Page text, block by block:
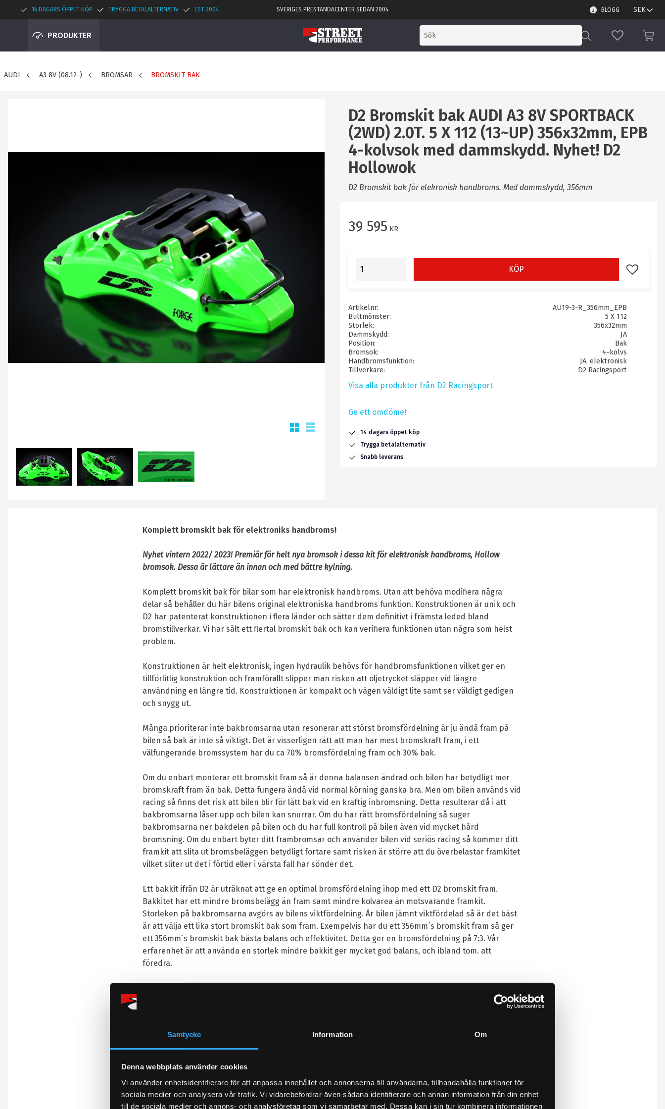
Samtycke Information Om
Denna webbplats använder cookies
Vi använder enhetsidentifierare för att anpassa innehållet och annonserna till användarna, tillhandahålla funktioner för
sociala medier och analysera vår trafik. Vi vidarebefordrar även sådana identifierare och annan information från din enhet
till de sociala medier och annons- och analysföretag som vi samarbetar med. Dessa kan i sin tur kombinera informationen
14 DAGARS ÖPPET KÖP TRYGGA BETALALTERNATIV EST 2004 SVERIGES PRESTANDACENTER SEDAN 2004 BLOGG
PRODUKTER
FAVORITER
AUDI A3 8V (08.12-) BROMSAR BROMSKIT BAK
D2 Bromskit bak AUDI A3 8V SPORTBACK
(2WD) 2.0T. 5 X 112 (13~UP) 356x32mm, EPB
4-kolvsok med dammskydd. Nyhet! D2
Hollowok
D2 Bromskit bak för elekronisk handbroms. Med dammskydd, 356mm
Rutnätsvy
Listvy
39 595 KR
KÖP Lägg till i
Artikelnr
AU19-3-R_356mm_EPB
Bultmönster
5 X 112
Storlek
356x32mm
Dammskydd
JA
Position
Bak
Bromsok
4-kolvs
Handbromsfunktion
JA, elektronisk
Tillverkare
D2 Racingsport
Visa alla produkter från D2 Racingsport
Ge ett omdöme!
14 dagars öppet köp
Trygga betalalternativ
Snabb leverans
Komplett bromskit bak för elektroniks handbroms!
Nyhet vintern 2022/ 2023! Premiär för helt nya bromsok i dessa kit för elektronisk handbroms, Hollow
bromsok. Dessa är lättare än innan och med bättre kylning.
Komplett bromskit bak för bilar som har elektronisk handbroms. Utan att behöva modifiera några
delar så behåller du här bilens original elektroniska handbroms funktion. Konstruktionen är unik och
D2 har patenterat konstruktionen i flera länder och sätter dem definitivt i främsta leded bland
bromstillverkar. Vi har sålt ett flertal bromskit bak och kan verifiera funktionen utan några som helst
problem.
Konstruktionen är helt elektronisk, ingen hydraulik behövs för handbromsfunktionen vilket ger en
tillförlitlig konstruktion och framförallt slipper man risken att oljetrycket släpper vid längre
användning en längre tid. Konstruktionen är kompakt och vägen väldigt lite samt ser väldigt gedigen
och snygg ut.
Många prioriterar inte bakbromsarna utan resonerar att störst bromsfördelning är ju ändå fram på
bilen så bak är inte så viktigt. Det är visserligen rätt att man har mest bromskraft fram, i ett
välfungerande bromssystem har du ca 70% bromsfördelning fram och 30% bak.
Om du enbart monterar ett bromskit fram så är denna balansen ändrad och bilen har betydligt mer
bromskraft fram än bak. Detta fungera ändå vid normal körning ganska bra. Men om bilen används vid
racing så finns det risk att bilen blir för lätt bak vid en kraftig inbromsning. Detta resulterar då i att
bakbromsarna låser upp och bilen kan snurrar. Om du har rätt bromsfördelning så suger
bakbromsarna ner bakdelen på bilen och du har full kontroll på bilen även vid mycket hård
bromsning. Om du enbart byter ditt frambromsar och använder bilen vid seriös racing så kommer ditt
framkit att slita ut bromsbeläggen betydligt fortare samt risken är större att du överbelastar framkitet
vilket sliter ut det i förtid eller i värsta fall har sönder det.
Ett bakkit ifrån D2 är uträknat att ge en optimal bromsfördelning ihop med ett D2 bromskit fram.
Bakkitet har ett mindre bromsbelägg än fram samt mindre kolvarea än motsvarande framkit.
Storleken på bakbromsarna avgörs av bilens viktfördelning. Är bilen jämnt viktfördelad så är det bäst
är att välja ett lika stort bromskit bak som fram. Exempelvis har du ett 356mm´s bromskit fram så ger
ett 356mm´s bromskit bak bästa balans och effektivitet. Detta ger en bromsfördelning på 7:3. Vår
erfarenhet är att använda en storlek mindre bakkit ger mycket god balans, och ibland tom. att
föredra.
Bromsok med dammskydd. Välj kostnadsfritt mellan lila, svarta, röda eller gula ok. Andra färger och
Stålomspunna bromsslangar, manual samt monteringsanvisningar på engelska.
Avbetalning:
Du kan enkelt välja att avbetala ditt kit eller handla emot faktura. Online erbjuder vi samarbete med
Klarna. Över telefon kan vi hjälpa dig med räntefria delbetalningar via Wasakredit. Välkommen!